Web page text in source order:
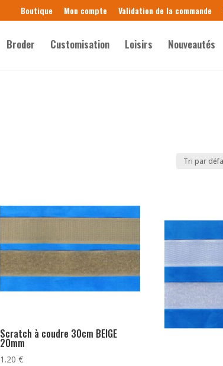
Boutique Mon compte Validation de la commande
Broder Customisation Loisirs Nouveautés
Scratch à coudre 30cm BEIGE
20mm
1.20€